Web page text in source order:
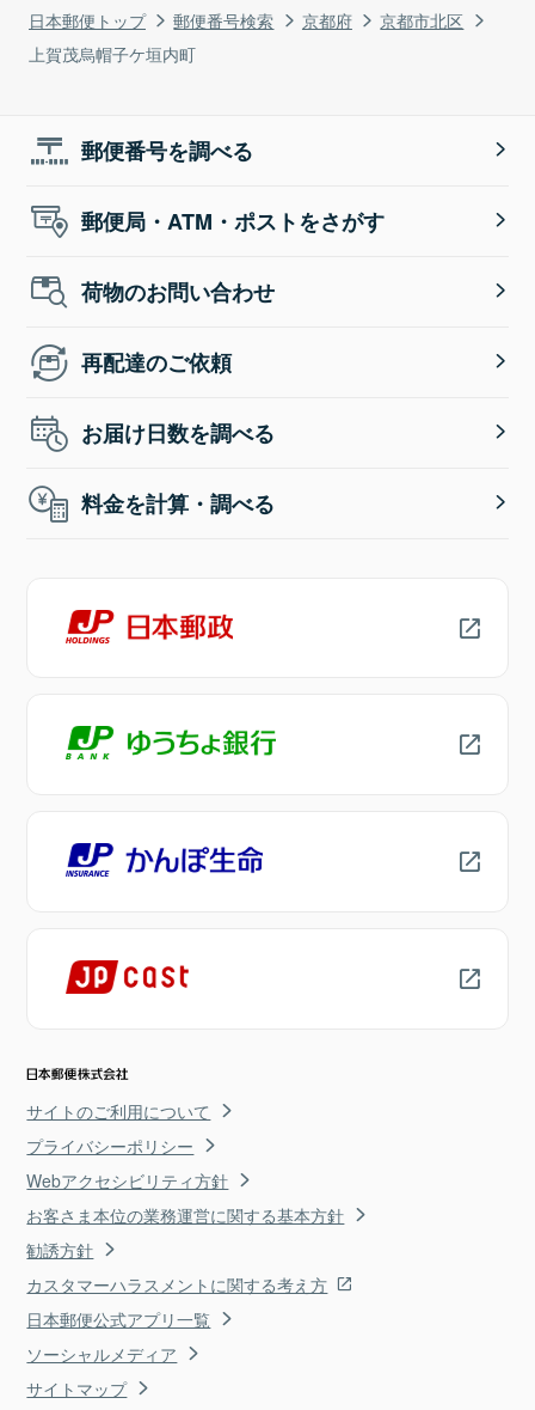
日本郵便トップ 郵便番号検索 京都府
京都市北区
上賀茂烏帽子ケ垣内町
郵便番号を調べる
郵便局・ATM・ポストをさがす
荷物のお問い合わせ
再配達のご依頼
お届け日数を調べる
料金を計算・調べる
サイトのご利用について
プライバシーポリシー
Webアクセシビリティ方針
お客さま本位の業務運営に関する基本方針
勧誘方針
カスタマーハラスメントに関する考え方
日本郵便公式アプリ一覧
ソーシャルメディア
サイトマップ